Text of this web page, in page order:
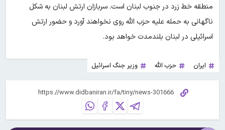
منطقه خط زرد در جنوب لبنان است. سربازان ارتش لبنان به شکل
ناگهانی به حمله علیه حزب الله روی نخواهند آورد و حضور ارتش
اسرائیلی در لبنان بلندمدت خواهد بود.
ایران حزب الله وزیر جنگ اسرائیل